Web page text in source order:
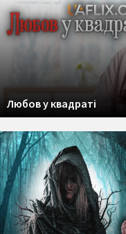
Любов у квадраті